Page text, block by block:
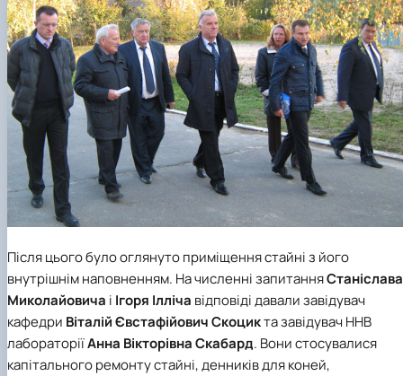
Після цього було оглянуто приміщення стайні з його
внутрішнім наповненням. На численні запитанняСтаніслава
Миколайовича і Ігоря Ілліча відповіді давали завідувач
кафедри Віталій Євстафійович Скоцикта завідувач ННВ
лабораторіїАнна Вікторівна Скабард. Вони стосувалися
капітального ремонту стайні, денників для коней,